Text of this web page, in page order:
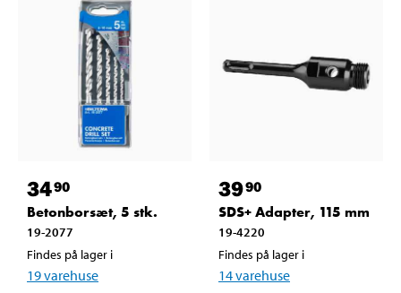
3490
Betonborsæt, 5 stk.
19-2077
Findes på lager i
19varehuse
3990
SDS+ Adapter, 115 mm
19-4220
Findes på lager i
14varehuse